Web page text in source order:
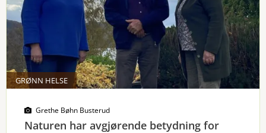
GRØNN HELSE
Grethe Bøhn Busterud
Naturen har avgjørende betydning for